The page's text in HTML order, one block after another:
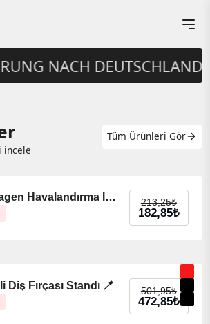
DEUTSCHLAND
Ürünleri İncele
Ürünleri İncele
Ürünleri İncele
Ürünleri İncele
incele
Tüm Ürünleri Gör
Cenikli Volkswagen Havalandırma Izgara Yönlendirme Düğmesi
213,25₺
Orijinal
182,85₺
Şu
Fırçası Standı 🪥
501,95₺
472,85₺